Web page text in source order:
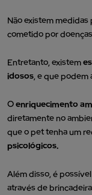
Não existem
cometido por
Entretanto, existem
idosos, e que podem
Oenriquecimento
diretamente no
que o pet tenha um
psicológicos.
Além disso, é
através de